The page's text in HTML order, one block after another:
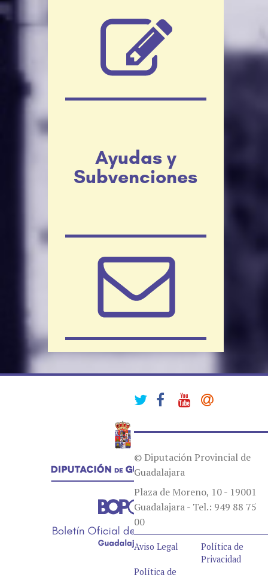
Ayudas y
Subvenciones
© Diputación Provincial de
Guadalajara
Plaza de Moreno, 10 - 19001
Guadalajara - Tel.: 949 88 75
00
Aviso Legal
Política de
Privacidad
Política de